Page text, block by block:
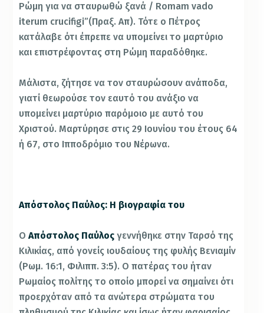
Ρώμη για να σταυρωθώ ξανά / Romam vado
iterum crucifigi”(Πραξ. Απ). Τότε ο Πέτρος
κατάλαβε ότι έπρεπε να υπομείνει το μαρτύριο
και επιστρέφοντας στη Ρώμη παραδόθηκε.
Μάλιστα, ζήτησε να τον σταυρώσουν ανάποδα,
γιατί θεωρούσε τον εαυτό του ανάξιο να
υπομείνει μαρτύριο παρόμοιο με αυτό του
Χριστού. Μαρτύρησε στις 29 Ιουνίου του έτους 64
ή 67, στο Ιπποδρόμιο του Νέρωνα.
Απόστολος Παύλος: Η βιογραφία του
ΟΑπόστολος Παύλος γεννήθηκε στην Ταρσό της
Κιλικίας, από γονείς ιουδαίους της φυλής Βενιαμίν
(Ρωμ. 16:1, Φιλιππ. 3:5). Ο πατέρας του ήταν
Ρωμαίος πολίτης το οποίο μπορεί να σημαίνει ότι
προερχόταν από τα ανώτερα στρώματα του